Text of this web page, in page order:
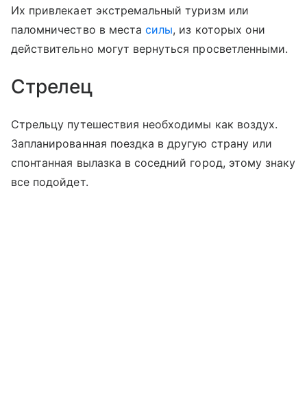
Их привлекает экстремальный туризм или
паломничество в местасилы, из которых они
действительно могут вернуться просветленными.
Стрелец
Стрельцу путешествия необходимы как воздух.
Запланированная поездка в другую страну или
спонтанная вылазка в соседний город, этому знаку
все подойдет.